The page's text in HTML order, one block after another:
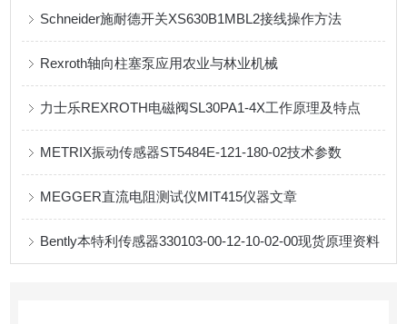
Schneider施耐德开关XS630B1MBL2接线操作方法
Rexroth轴向柱塞泵应用农业与林业机械
力士乐REXROTH电磁阀SL30PA1-4X工作原理及特点
METRIX振动传感器ST5484E-121-180-02技术参数
MEGGER直流电阻测试仪MIT415仪器文章
Bently本特利传感器330103-00-12-10-02-00现货原理资料